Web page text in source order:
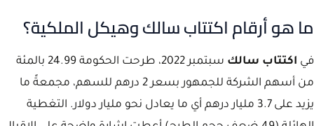
ما هو أرقام اكتتاب سالك وهيكل الملكية؟
في اكتتاب سالك
سبتمبر 2022، طرحت الحكومة 24.99 بالمئة
من أسهم الشركة للجمهور بسعر 2 درهم للسهم، مجمعةً ما
يزيد على 3.7 مليار درهم أي ما يعادل نحو مليار دولار. التغطية